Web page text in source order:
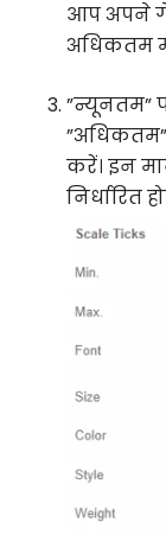
आप अपने
अधिकतम
”न्यूनतम”
करें। इन
निर्धारित